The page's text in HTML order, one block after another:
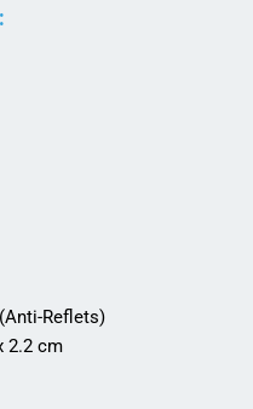
Reflets)
2.2 cm